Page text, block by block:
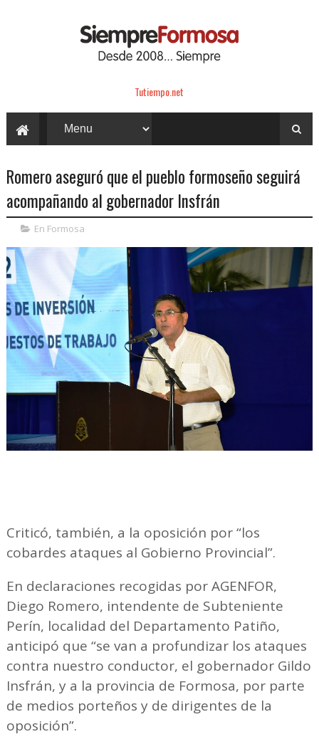
Tutiempo.net
Romero aseguró que el pueblo formoseño seguirá
acompañando al gobernador Insfrán
En Formosa
Criticó, también, a la oposición por “los
cobardes ataques al Gobierno Provincial”.
En declaraciones recogidas por AGENFOR,
Diego Romero, intendente de Subteniente
Perín, localidad del Departamento Patiño,
anticipó que “se van a profundizar los ataques
contra nuestro conductor, el gobernador Gildo
Insfrán, y a la provincia de Formosa, por parte
de medios porteños y de dirigentes de la
oposición”.